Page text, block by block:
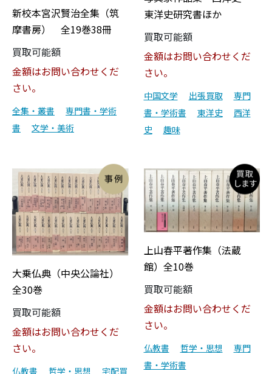
新校本宮沢賢治全集（筑
摩書房） 全19巻38冊
買取可能額
金額はお問い合わせくだ
さい。
全集・叢書
専門書・学術
書
文学・美術
東洋史研究書ほか
買取可能額
金額はお問い合わせくだ
さい。
中国文学 出張買取
専門
書・学術書
東洋史
西洋
史
趣味
大乗仏典（中央公論社）
全30巻
買取可能額
金額はお問い合わせくだ
さい。
仏教書 哲学・思想 宅配買
上山春平著作集（法蔵
館）全10巻
買取可能額
金額はお問い合わせくだ
さい。
仏教書 哲学・思想
専門
書・学術書